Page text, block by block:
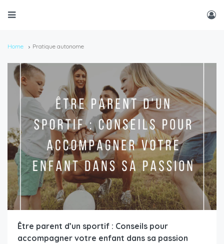
Home Pratique autonome
Être parent d’un sportif : Conseils pour
accompagner votre enfant dans sa passion